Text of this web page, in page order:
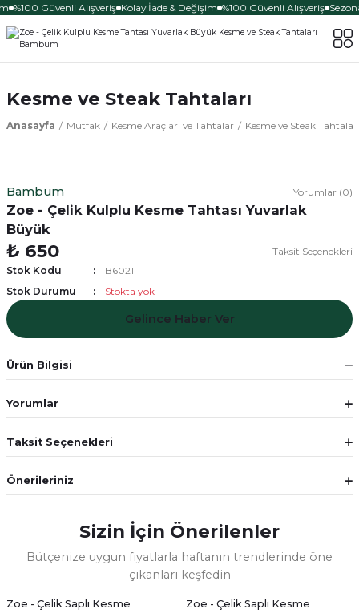
%100 Güvenli Alışveriş Kolay İade & Değişim %100 Güvenli Alışveriş
Kesme ve Steak Tahtaları
Anasayfa Mutfak Kesme Araçları ve Tahtalar Kesme ve Steak Tahtaları
Bambum Yorumlar (0)
Zoe - Çelik Kulplu Kesme Tahtası Yuvarlak
Büyük
₺ 650
Taksit Seçenekleri
Stok Kodu
B6021
Stok Durumu
Stokta yok
Gelince Haber Ver
Ürün Bilgisi
Yorumlar
Taksit Seçenekleri
Önerileriniz
Sizin İçin Önerilenler
Bütçenize uygun fiyatlarla haftanın trendlerinde öne
çıkanları keşfedin
Zoe - Çelik Saplı Kesme
Zoe - Çelik Saplı Kesme